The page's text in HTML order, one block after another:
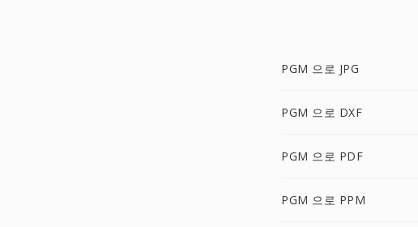
PGM 으로 JPG
PGM 으로 DXF
PGM 으로 PDF
PGM 으로 PPM